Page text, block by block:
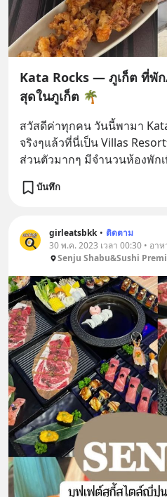
Kata Rocks — ภูเก็ต ที่พั
สุดในภูเก็ต 🌴
สวัสดีค่าทุกคน วันนี้พามา
จริงๆแล้วที่นี่เป็น Villas
ส่วนตัวมากๆ มีจำนวนห้องพัก
บันทึก
girleatsbkk • ติดตาม
30 พ.ค. 2023 เวลา 00:30 • อาห